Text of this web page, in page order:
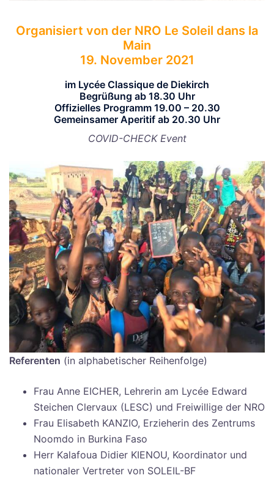
Organisiert von der NRO Le Soleil dans la
Main
19. November 2021
im Lycée Classique de Diekirch
Begrüßung ab 18.30 Uhr
Offizielles Programm 19.00 – 20.30
Gemeinsamer Aperitif ab 20.30 Uhr
COVID-CHECK Event
Referenten (in alphabetischer Reihenfolge)
Frau Anne EICHER, Lehrerin am Lycée Edward
Steichen Clervaux (LESC) und Freiwillige der NRO
Frau Elisabeth KANZIO, Erzieherin des Zentrums
Noomdo in Burkina Faso
Herr Kalafoua Didier KIENOU, Koordinator und
nationaler Vertreter von SOLEIL-BF